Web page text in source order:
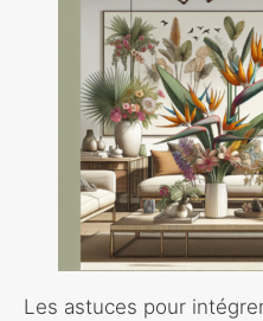
Les astuces pour